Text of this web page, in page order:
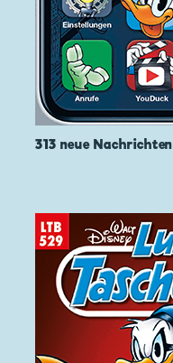
313 neue Nachrichten